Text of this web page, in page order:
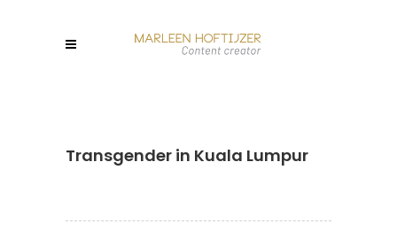
Transgender in Kuala Lumpur